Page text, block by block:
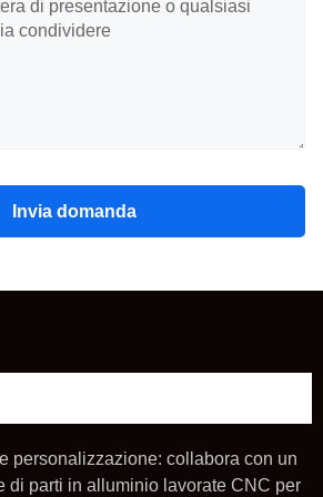
Invia domanda
personalizzazione: collabora con un
di parti in alluminio lavorate CNC per